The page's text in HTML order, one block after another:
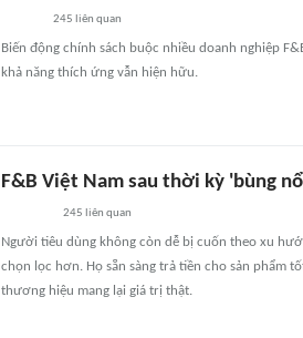
245 liên quan
Biến động chính sách buộc nhiều doanh nghiệp
khả năng thích ứng vẫn hiện hữu.
F&B Việt Nam sau thời kỳ 'bùng
245 liên quan
Người tiêu dùng không còn dễ bị cuốn theo xu
chọn lọc hơn. Họ sẵn sàng trả tiền cho sản phẩm
thương hiệu mang lại giá trị thật.